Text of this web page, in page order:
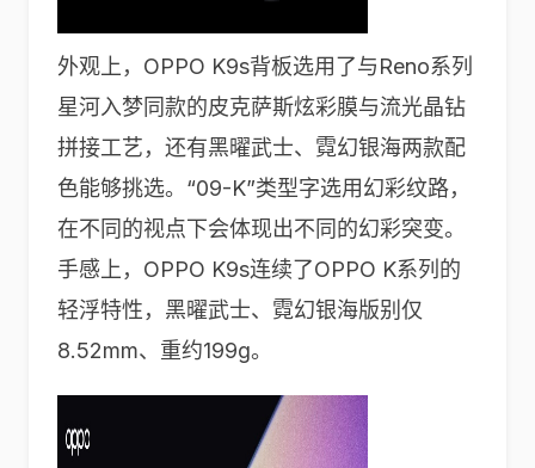
外观上，OPPO K9s背板选用了与Reno系列
星河入梦同款的皮克萨斯炫彩膜与流光晶钻
拼接工艺，还有黑曜武士、霓幻银海两款配
色能够挑选。“09-K”类型字选用幻彩纹路，
在不同的视点下会体现出不同的幻彩突变。
手感上，OPPO K9s连续了OPPO K系列的
轻浮特性，黑曜武士、霓幻银海版别仅
8.52mm、重约199g。